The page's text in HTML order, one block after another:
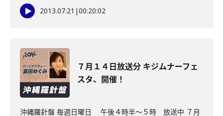
2013.07.21 |00:20:02
７月１４日放送分 キジムナーフェ
スタ、開催！
沖縄羅針盤 毎週日曜日 午後４時半～５時 放送中 ７月